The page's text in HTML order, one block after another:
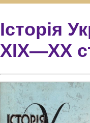
Історія
XIX—XX